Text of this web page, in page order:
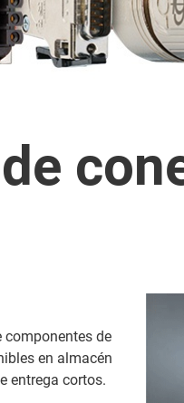
componentes de
en almacén
entrega cortos.